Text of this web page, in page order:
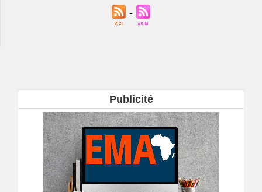
Publicité